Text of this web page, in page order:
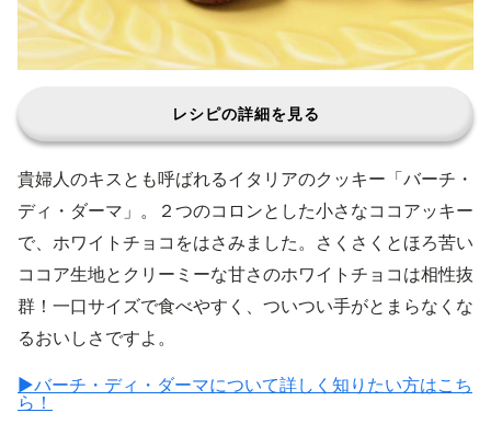
レシピの詳細を見る
貴婦人のキスとも呼ばれるイタリアのクッキー「バーチ・
ディ・ダーマ」。２つのコロンとした小さなココアッキー
で、ホワイトチョコをはさみました。さくさくとほろ苦い
ココア生地とクリーミーな甘さのホワイトチョコは相性抜
群！一口サイズで食べやすく、ついつい手がとまらなくな
るおいしさですよ。
▶バーチ・ディ・ダーマについて詳しく知りたい方はこち
ら！